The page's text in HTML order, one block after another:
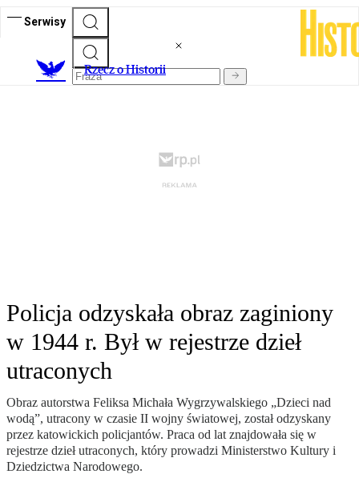
Serwisy
Rzecz o Historii
Policja odzyskała obraz zaginiony
w 1944 r. Był w rejestrze dzieł
utraconych
Obraz autorstwa Feliksa Michała Wygrzywalskiego „Dzieci nad
wodą”, utracony w czasie II wojny światowej, został odzyskany
przez katowickich policjantów. Praca od lat znajdowała się w
rejestrze dzieł utraconych, który prowadzi Ministerstwo Kultury i
Dziedzictwa Narodowego.